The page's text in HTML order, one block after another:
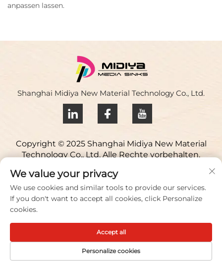
anpassen lassen.
Shanghai Midiya New Material Technology Co., Ltd.
Copyright © 2025 Shanghai Midiya New Material
Technology Co., Ltd. Alle Rechte vorbehalten.
Datenschutzrichtlinie
Kontaktieren Sie uns
Address: Yuqiao Science Park, 98 Lianfu Road, Stadt
Jiuting, Bezirk Songjiang, Shanghai, China
+86 021 51088836
E-Mail:[email protected]
We value your privacy
We use cookies and similar tools to provide our services.
If you don't want to accept all cookies, click Personalize
cookies.
Personalize cookies
Accept all